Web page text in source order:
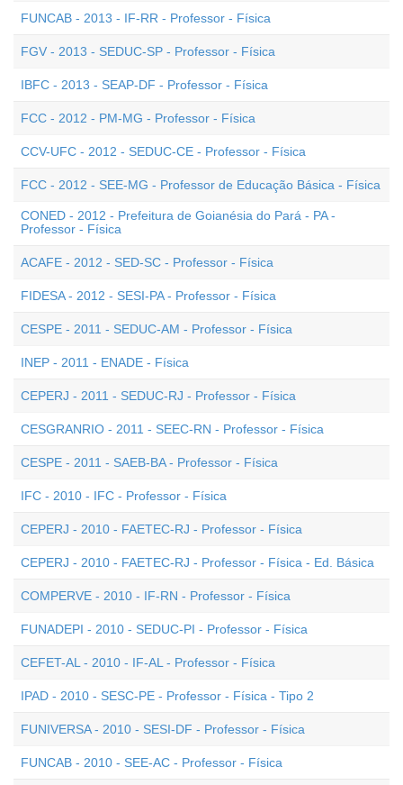
FUNCAB - 2013 - IF-RR - Professor - Física
FGV - 2013 - SEDUC-SP - Professor - Física
IBFC - 2013 - SEAP-DF - Professor - Física
FCC - 2012 - PM-MG - Professor - Física
CCV-UFC - 2012 - SEDUC-CE - Professor - Física
FCC - 2012 - SEE-MG - Professor de Educação Básica - Física
CONED - 2012 - Prefeitura de Goianésia do Pará - PA -
Professor - Física
ACAFE - 2012 - SED-SC - Professor - Física
FIDESA - 2012 - SESI-PA - Professor - Física
CESPE - 2011 - SEDUC-AM - Professor - Física
INEP - 2011 - ENADE - Física
CEPERJ - 2011 - SEDUC-RJ - Professor - Física
CESGRANRIO - 2011 - SEEC-RN - Professor - Física
CESPE - 2011 - SAEB-BA - Professor - Física
IFC - 2010 - IFC - Professor - Física
CEPERJ - 2010 - FAETEC-RJ - Professor - Física
CEPERJ - 2010 - FAETEC-RJ - Professor - Física - Ed. Básica
COMPERVE - 2010 - IF-RN - Professor - Física
FUNADEPI - 2010 - SEDUC-PI - Professor - Física
CEFET-AL - 2010 - IF-AL - Professor - Física
IPAD - 2010 - SESC-PE - Professor - Física - Tipo 2
FUNIVERSA - 2010 - SESI-DF - Professor - Física
FUNCAB - 2010 - SEE-AC - Professor - Física